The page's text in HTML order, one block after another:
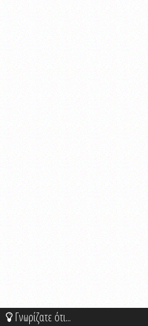
Γνωρίζατε ότι...